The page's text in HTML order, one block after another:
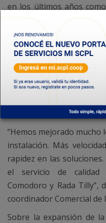
en los últimos años
competitivas del
700 megas simétricos,
inmediata, una cobertura
Rivadavia y Rada Tilly,
diferencia. En
obras en distintos
“Hemos mejorado mucho
instalación. Más
rapidez en las
el servicio de
Comodoro y Rada Tilly”,
coordinador Comercial de
Sobre la expansión de